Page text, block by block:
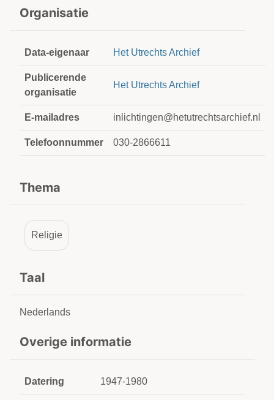
Organisatie
Data-eigenaar Het Utrechts Archief
Publicerende
organisatie
Het Utrechts Archief
E-mailadres inlichtingen@hetutrechtsarchief.nl
Telefoonnummer 030-2866611
Thema
Religie
Taal
Nederlands
Overige informatie
Datering 1947-1980